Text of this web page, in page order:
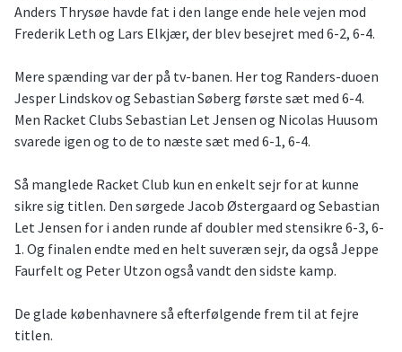
Anders Thrysøe havde fat i den lange ende hele vejen mod
Frederik Leth og Lars Elkjær, der blev besejret med 6-2, 6-4.
Mere spænding var der på tv-banen. Her tog Randers-duoen
Jesper Lindskov og Sebastian Søberg første sæt med 6-4.
Men Racket Clubs Sebastian Let Jensen og Nicolas Huusom
svarede igen og to de to næste sæt med 6-1, 6-4.
Så manglede Racket Club kun en enkelt sejr for at kunne
sikre sig titlen. Den sørgede Jacob Østergaard og Sebastian
Let Jensen for i anden runde af doubler med stensikre 6-3, 6-
1. Og finalen endte med en helt suveræn sejr, da også Jeppe
Faurfelt og Peter Utzon også vandt den sidste kamp.
De glade københavnere så efterfølgende frem til at fejre
titlen.